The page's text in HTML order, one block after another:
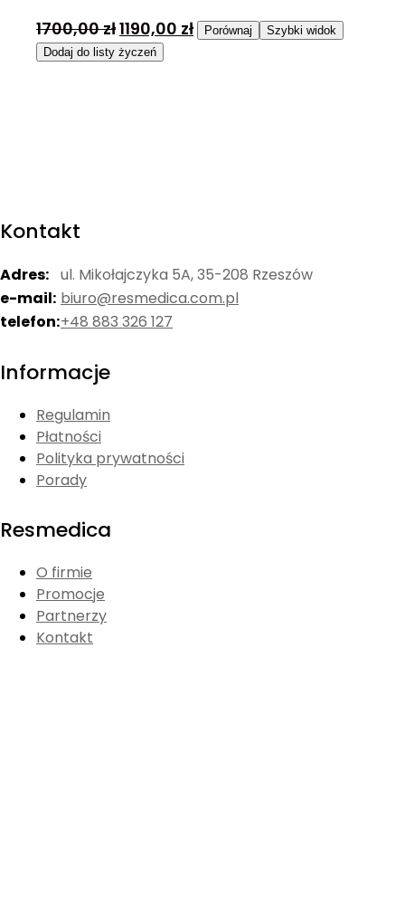
1700,00zł1190,00 zł Porównaj
Szybki widok
Dodaj do listy życzeń
Kontakt
Adres: ul. Mikołajczyka 5A, 35-208 Rzeszów
e-mail: biuro@resmedica.com.pl
telefon:+48 883 326 127
Informacje
Regulamin
Płatności
Polityka prywatności
Porady
Resmedica
O firmie
Promocje
Partnerzy
Kontakt